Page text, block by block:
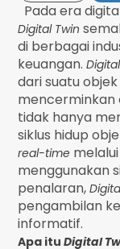
Pada era
Digital Twin
di berbagai
keuangan.
dari suatu
mencerminkan
tidak hanya
siklus hidup
real-time
menggunakan
penalaran,
pengambilan
informatif.
Apa ituDigital